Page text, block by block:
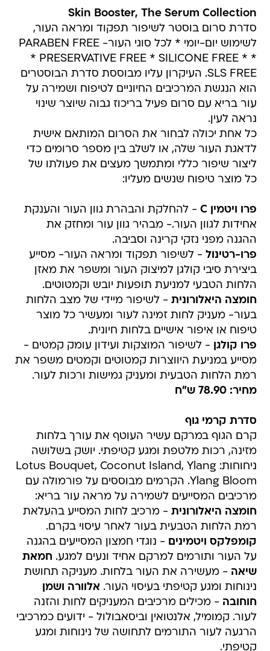
Skin Booster, The Serum Collection
סדרת סרום בוסטר לשיפור תפקוד ומראה העור,
לשימוש יום-יומי * לכל סוגי העור- PARABEN FREE
* PRESERVATIVE FREE * SILICONE FREE * *
SLS FREE. העיקרון עליו מבוססת סדרת הבוסטרים
הוא הנגשת המרכיבים החיוניים לטיפוח ושמירה על
עור בריא עם סרום פעיל בריכוז גבוה שיוצר שינוי
נראה לעין.
כל אחת יכולה לבחור את הסרום המותאם אישית
לדאגת העור שלה, או לשלב בין מספר סרומים כדי
ליצור שיפור כללי ומתמשך מעצים את פעולתו של
כל מוצר טיפוח שנשים מעליו:
פרו ויטמין C
- להחלקת והבהרת גוון העור והענקת
אחידות לגוון העור.- מבהיר גוון עור ומחזק את
ההגנה מפני נזקי קרינה וסביבה.
פרו-רטינול - לשיפור תפקוד ומראה העור- מסייע
ביצירת סיבי קולגן למיצוק העור ומשפר את מאזן
הלחות הטבעי למניעת תופעות יובש וקמטוטים.
חומצה היאלורונית - לשיפור מיידי של מצב הלחות
בעור- מעניק לחות זמינה לעור ומעשיר כל מוצר
טיפוח או איפור אישיים בלחות חיונית.
פרו קולגן - לשיפור המוצקות ועידון עומק קמטים -
מסייע במניעת היווצרות קמטוטים וקמטים משפר את
רמת הלחות הטבעית ומעניק גמישות ורכות לעור.
מחיר: 78.90 ש"ח
סדרת קרמי גוף
קרם הגוף במרקם עשיר העוטף את עורך בלחות
מזינה, רכות מלטפת ומגע קטיפתי. יושק בשלושה
ניחוחות: Lotus Bouquet, Coconut Island, Ylang
Ylang Bloom. הקרמים מבוססים על פורמולה עם
מרכיבים המסייעים לשמירה על מראה עור בריא:
חומצה היאלורונית - מרכיב לחות המסייע בהעלאת
רמת הלחות הטבעית בעור לאחר עיסוי בקרם.
קומפלקס ויטמינים - נוגדי חמצון המסייעים בהגנה
על העור ותורמים למרקם אחיד ונעים למגע.חמאת
שיאה - מעשירה את העור בלחות. מעניקה תחושת
נינוחות ומגע קטיפתי בעיסוי העור. אלוורה ושמן
חוחובה - מכילים מרכיבים המעניקים לחות והזנה
לעור. קמומיל, אלנטואין וביסאבולול - ידועים כמרכיבי
הרגעה לעור התורמים לתחושה של נינוחות ומגע
קטיפתי.